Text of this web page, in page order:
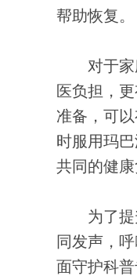
帮助恢复。
对于家庭
医负担，
准备，可
时服用玛
共同的健康
为了提升
同发声，
面守护科